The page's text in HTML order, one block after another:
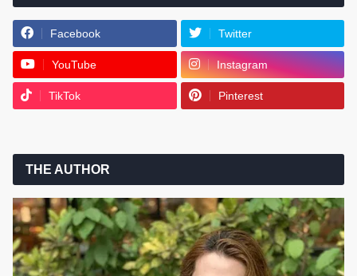
Facebook Twitter
YouTube Instagram
TikTok Pinterest
THE AUTHOR